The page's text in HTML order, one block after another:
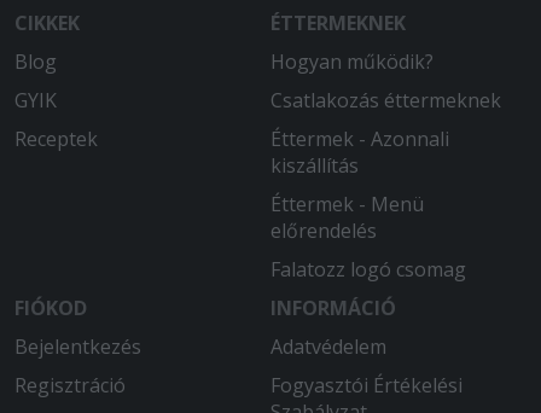
CIKKEK
Blog
GYIK
Receptek
ÉTTERMEKNEK
Hogyan működik?
Csatlakozás éttermeknek
Éttermek - Azonnali
kiszállítás
Éttermek - Menü
előrendelés
Falatozz logó csomag
FIÓKOD
Bejelentkezés
Regisztráció
INFORMÁCIÓ
Adatvédelem
Fogyasztói Értékelési